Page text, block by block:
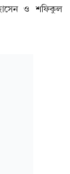
ও শফিকুল